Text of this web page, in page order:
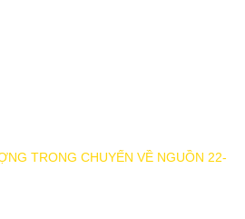
TRONG CHUYẾN VỀ NGUỒN 22-